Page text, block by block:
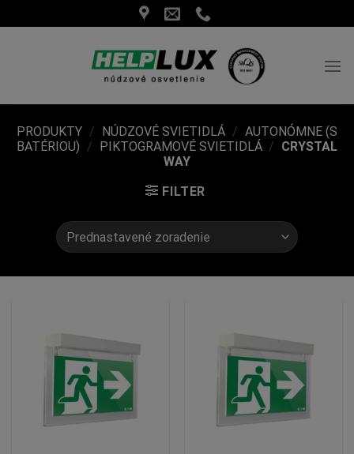
to
PRODUKTY / NÚDZOVÉ SVIETIDLÁ / AUTONÓMNE (S
BATÉRIOU) / PIKTOGRAMOVÉ SVIETIDLÁ / CRYSTAL
WAY
FILTER